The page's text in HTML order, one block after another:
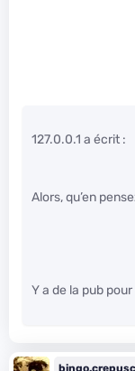
127.0.0.1 a écrit :
Alors, qu’en
Y a de la pub